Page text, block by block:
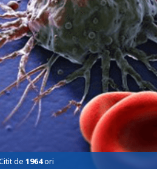
de 1964ori